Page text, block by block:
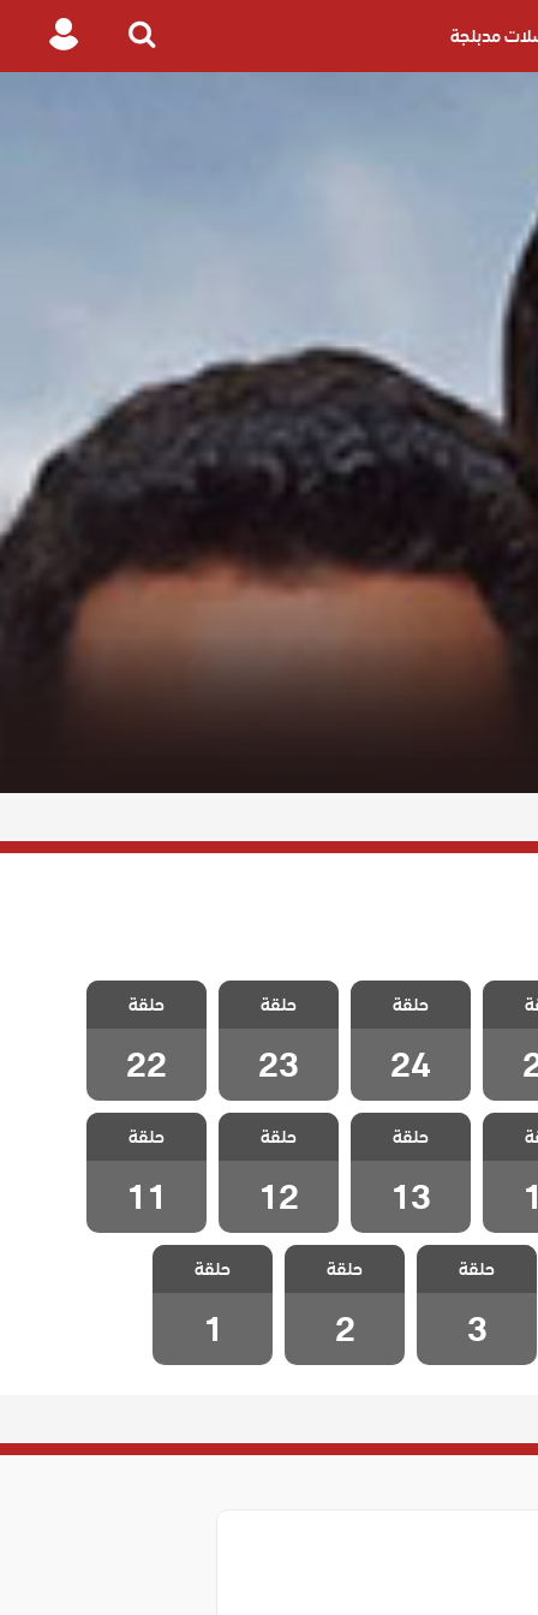
مدبلجة
Search
Login
و
25
مسلسل ورود و
ذنوب الحلقة 24
حلقة
24
مسلسل ورود و
ذنوب الحلقة 23
حلقة
23
مسلسل ورود و
ذنوب الحلقة 22
حلقة
22
و
14
مسلسل ورود و
ذنوب الحلقة 13
حلقة
13
مسلسل ورود و
ذنوب الحلقة 12
حلقة
12
مسلسل ورود و
ذنوب الحلقة 11
حلقة
11
مسلسل ورود و
ذنوب الحلقة 3
حلقة
3
مسلسل ورود و
ذنوب الحلقة 2
حلقة
2
مسلسل ورود و
ذنوب الحلقة 1
حلقة
1